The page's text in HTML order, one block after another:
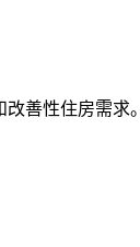
善性住房需求。